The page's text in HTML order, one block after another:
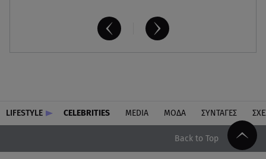
LIFESTYLE CELEBRITIES MEDIA ΜΟΔΑ ΣΥΝΤΑΓΕΣ
Back to Top